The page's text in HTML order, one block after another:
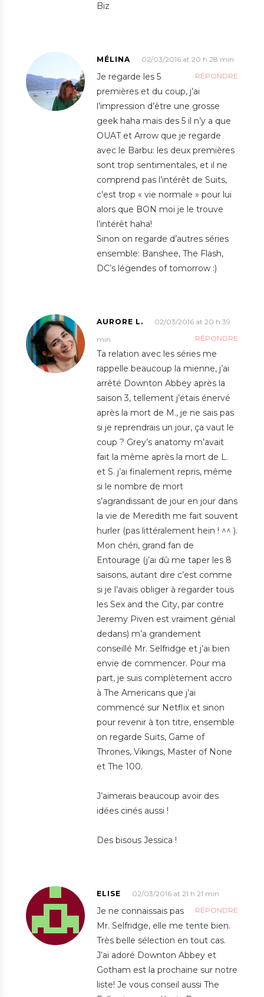
Biz
MÉLINA
02/03/2016 at 20 h 28 min
RÉPONDRE
Je regarde les 5
premières et du coup, j’ai
l’impression d’être une grosse
geek haha mais des 5 il n’y a que
OUAT et Arrow que je regarde
avec le Barbu: les deux premières
sont trop sentimentales, et il ne
comprend pas l’intérêt de Suits,
c’est trop « vie normale » pour lui
alors que BON moi je le trouve
l’intérêt haha!
Sinon on regarde d’autres séries
ensemble: Banshee, The Flash,
DC’s légendes of tomorrow :)
AURORE L.
02/03/2016 at 20 h 39
min
RÉPONDRE
Ta relation avec les séries me
rappelle beaucoup la mienne, j’ai
arrêté Downton Abbey après la
saison 3, tellement j’étais énervé
après la mort de M., je ne sais pas
si je reprendrais un jour, ça vaut le
coup ? Grey’s anatomy m’avait
fait la même après la mort de L.
et S. j’ai finalement repris, même
si le nombre de mort
s’agrandissant de jour en jour dans
la vie de Meredith me fait souvent
hurler (pas littéralement hein ! ^^ ).
Mon chéri, grand fan de
Entourage (j’ai dû me taper les 8
saisons, autant dire c’est comme
si je l’avais obliger à regarder tous
les Sex and the City, par contre
Jeremy Piven est vraiment génial
dedans) m’a grandement
conseillé Mr. Selfridge et j’ai bien
envie de commencer. Pour ma
part, je suis complètement accro
à The Americans que j’ai
commencé sur Netflix et sinon
pour revenir à ton titre, ensemble
on regarde Suits, Game of
Thrones, Vikings, Master of None
et The 100.
J’aimerais beaucoup avoir des
idées cinés aussi !
Des bisous Jessica !
ELISE
02/03/2016 at 21 h 21 min
RÉPONDRE
Je ne connaissais pas
Mr. Selfridge, elle me tente bien.
Très belle sélection en tout cas.
J’ai adoré Downton Abbey et
Gotham est la prochaine sur notre
liste! Je vous conseil aussi The